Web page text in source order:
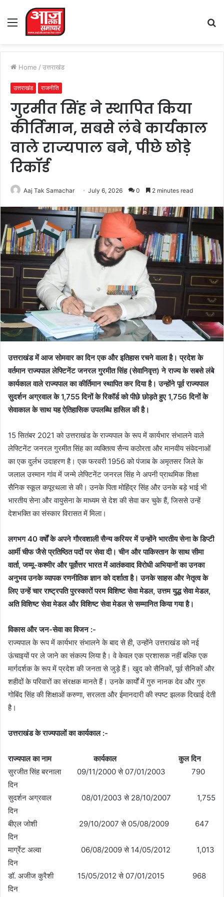
Menu
Home / उत्तराखंड
उत्तराखंड राजनीति
गुरमीत सिंह ने स्थापित किया
कीर्तिमान, सबसे लंबे कार्यकाल
वाले राज्यपाल बने, पीछे छोड़े
रिकॉर्ड
Aaj Tak Samachar July 6, 2026 0 2 minutes read
उत्तराखंड में आज सोमवार का दिन एक और इतिहास रचने वाला है। प्रदेश के
वर्तमान राज्यपाल लेफ्टिनेंट जनरल गुरमीत सिंह (सेवानिवृत्त) ने राज्य के सबसे लंबे
कार्यकाल वाले राज्यपाल का कीर्तिमान स्थापित कर दिया है। उन्होंने पूर्व राज्यपाल
सुदर्शन अग्रवाल के 1,755 दिनों के रिकॉर्ड को पीछे छोड़ते हुए 1,756 दिनों के
सेवाकाल के साथ यह ऐतिहासिक उपलब्धि हासिल की है।
15 सितंबर 2021 को उत्तराखंड के राज्यपाल के रूप में कार्यभार संभालने वाले
लेफ्टिनेंट जनरल गुरमीत सिंह का व्यक्तित्व सैन्य कठोरता और मानवीय संवेदनाओं
का एक दुर्लभ उदाहरण है। एक फरवरी 1956 को पंजाब के अमृतसर जिले के
जलाल उस्मान गांव में जन्मे लेफ्टिनेंट जनरल सिंह ने अपनी प्राथमिक शिक्षा
सैनिक स्कूल कपूरथला से की। उनके पिता मोहिंद्र सिंह और उनके बड़े भाई भी
भारतीय सेना और वायुसेना के माध्यम से देश की सेवा कर चुके हैं, जिससे उन्हें
देशभक्ति का संस्कार विरासत में मिला।
लगभग 40 वर्षों के अपने गौरवशाली सैन्य करियर में उन्होंने भारतीय सेना के डिप्टी
आर्मी चीफ जैसे प्रतिष्ठित पदों पर सेवा दी। चीन और पाकिस्तान के साथ सीमा
वार्ता, जम्मू-कश्मीर और पूर्वोत्तर भारत में आतंकवाद विरोधी अभियानों का उनका
अनुभव उनके व्यापक रणनीतिक ज्ञान को दर्शाता है। उनके साहस और नेतृत्व के
लिए उन्हें चार राष्ट्रपति पुरस्कारों परम विशिष्ट सेवा मेडल, उत्तम युद्ध सेवा मेडल,
अति विशिष्ट सेवा मेडल और विशिष्ट सेवा मेडल से सम्मानित किया गया है।
विकास और जन-सेवा का विजन :-
राज्यपाल के रूप में कार्यभार संभालने के बाद से ही, उन्होंने उत्तराखंड को नई
ऊंचाइयों पर ले जाने का संकल्प लिया है। वे केवल एक प्रशासक नहीं बल्कि एक
मार्गदर्शक के रूप में प्रदेश की जनता से जुड़े हैं। खुद को सैनिकों, पूर्व सैनिकों और
शहीदों के परिवारों का संरक्षक मानते हैं। उनके कार्यों में गुरु नानक देव और गुरु
गोबिंद सिंह की शिक्षाओं करुणा, सरलता और ईमानदारी की स्पष्ट झलक दिखाई देती
है।
उत्तराखंड के राज्यपालों का कार्यकाल :-
राज्यपाल का नाम कार्यकाल कुल दिन
सुरजीत सिंह बरनाला 09/11/2000 से 07/01/2003 790
दिन
सुदर्शन अग्रवाल 08/01/2003 से 28/10/2007 1,755
दिन
बीएल जोशी 29/10/2007 से 05/08/2009 647
दिन
मार्ग्रेट अल्वा 06/08/2009 से 14/05/2012 1,013
दिन
डॉ. अजीज कुरैशी 15/05/2012 से 07/01/2015 968
दिन